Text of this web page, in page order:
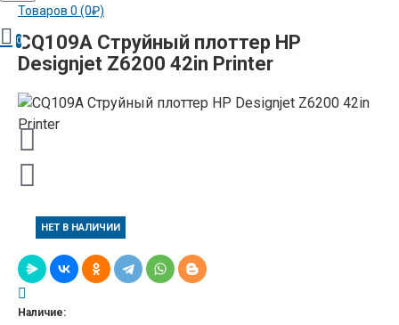
Товаров 0 (0₽)
0CQ109A Струйный плоттер HP
Designjet Z6200 42in Printer
НЕТ В НАЛИЧИИ
Наличие: